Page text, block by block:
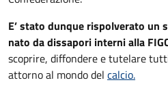
E’ stato dunque rispolverato un
nato da dissapori interni alla
scoprire, diffondere e tutelare
attorno al mondo del calcio.